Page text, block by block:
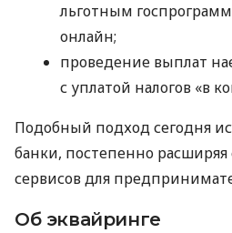
льготным
онлайн;
проведение выплат
с уплатой налогов «в
Подобный подход сегодня
банки, постепенно
сервисов для
Об эквайринге